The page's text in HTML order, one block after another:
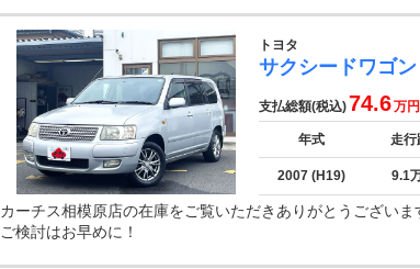
トヨタ
サクシードワゴン
支払総額(税込)74.6万円
年式 走行
2007 (H19) 9.1
カーチス相模原店の在庫をご覧いただきありがとうござい
ご検討はお早めに！